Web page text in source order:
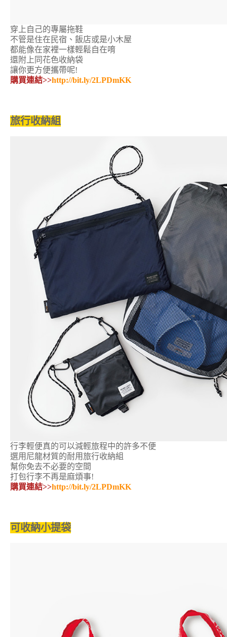
穿上自己的專屬拖鞋
不管是住在民宿、飯店或是小木屋
都能像在家裡一樣輕鬆自在唷
還附上同花色收納袋
讓你更方便攜帶呢!
購買連結>>http://bit.ly/2LPDmKK
旅行收納組
行李輕便真的可以減輕旅程中的許多不便
選用尼龍材質的耐用旅行收納組
幫你免去不必要的空間
打包行李不再是麻煩事!
購買連結>>http://bit.ly/2LPDmKK
可收納小提袋